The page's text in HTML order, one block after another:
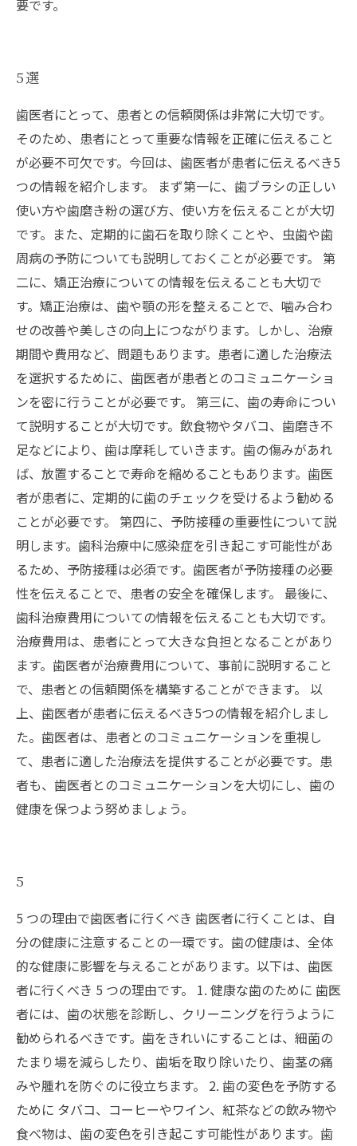
要です。
5選
歯医者にとって、患者との信頼関係は非常に大切です。
そのため、患者にとって重要な情報を正確に伝えること
が必要不可欠です。今回は、歯医者が患者に伝えるべき5
つの情報を紹介します。 まず第一に、歯ブラシの正しい
使い方や歯磨き粉の選び方、使い方を伝えることが大切
です。また、定期的に歯石を取り除くことや、虫歯や歯
周病の予防についても説明しておくことが必要です。 第
二に、矯正治療についての情報を伝えることも大切で
す。矯正治療は、歯や顎の形を整えることで、噛み合わ
せの改善や美しさの向上につながります。しかし、治療
期間や費用など、問題もあります。患者に適した治療法
を選択するために、歯医者が患者とのコミュニケーショ
ンを密に行うことが必要です。 第三に、歯の寿命につい
て説明することが大切です。飲食物やタバコ、歯磨き不
足などにより、歯は摩耗していきます。歯の傷みがあれ
ば、放置することで寿命を縮めることもあります。歯医
者が患者に、定期的に歯のチェックを受けるよう勧める
ことが必要です。 第四に、予防接種の重要性について説
明します。歯科治療中に感染症を引き起こす可能性があ
るため、予防接種は必須です。歯医者が予防接種の必要
性を伝えることで、患者の安全を確保します。 最後に、
歯科治療費用についての情報を伝えることも大切です。
治療費用は、患者にとって大きな負担となることがあり
ます。歯医者が治療費用について、事前に説明すること
で、患者との信頼関係を構築することができます。 以
上、歯医者が患者に伝えるべき5つの情報を紹介しまし
た。歯医者は、患者とのコミュニケーションを重視し
て、患者に適した治療法を提供することが必要です。患
者も、歯医者とのコミュニケーションを大切にし、歯の
健康を保つよう努めましょう。
5
5 つの理由で歯医者に行くべき 歯医者に行くことは、自
分の健康に注意することの一環です。歯の健康は、全体
的な健康に影響を与えることがあります。以下は、歯医
者に行くべき 5 つの理由です。 1. 健康な歯のために 歯医
者には、歯の状態を診断し、クリーニングを行うように
勧められるべきです。歯をきれいにすることは、細菌の
たまり場を減らしたり、歯垢を取り除いたり、歯茎の痛
みや腫れを防ぐのに役立ちます。 2. 歯の変色を予防する
ために タバコ、コーヒーやワイン、紅茶などの飲み物や
食べ物は、歯の変色を引き起こす可能性があります。歯